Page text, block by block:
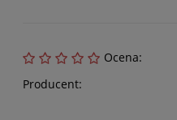
Ocena:
Producent: